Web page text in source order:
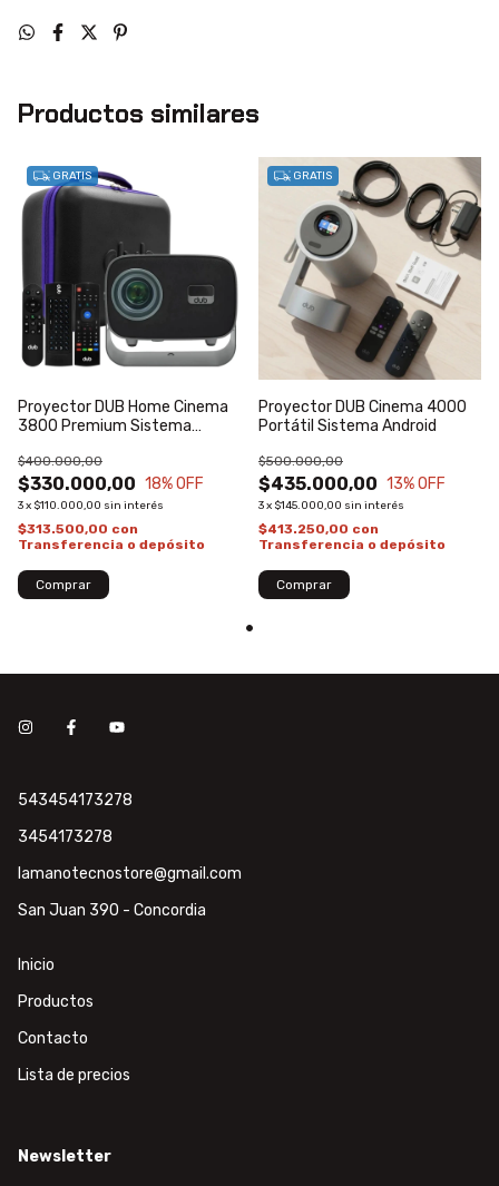
Productos similares
GRATIS
Proyector DUB Home Cinema
3800 Premium Sistema
$330.000,00
$400.000,00
18% OFF
3x $110.000,00 sin interés
$313.500,00 con
Transferencia o depósito
GRATIS
Proyector DUB Cinema 4000
Portátil Sistema Android
$435.000,00
$500.000,00
13% OFF
3x $145.000,00 sin interés
$413.250,00 con
Transferencia o depósito
543454173278
3454173278
lamanotecnostore@gmail.com
San Juan 390 - Concordia
Inicio
Productos
Contacto
Lista de precios
Newsletter